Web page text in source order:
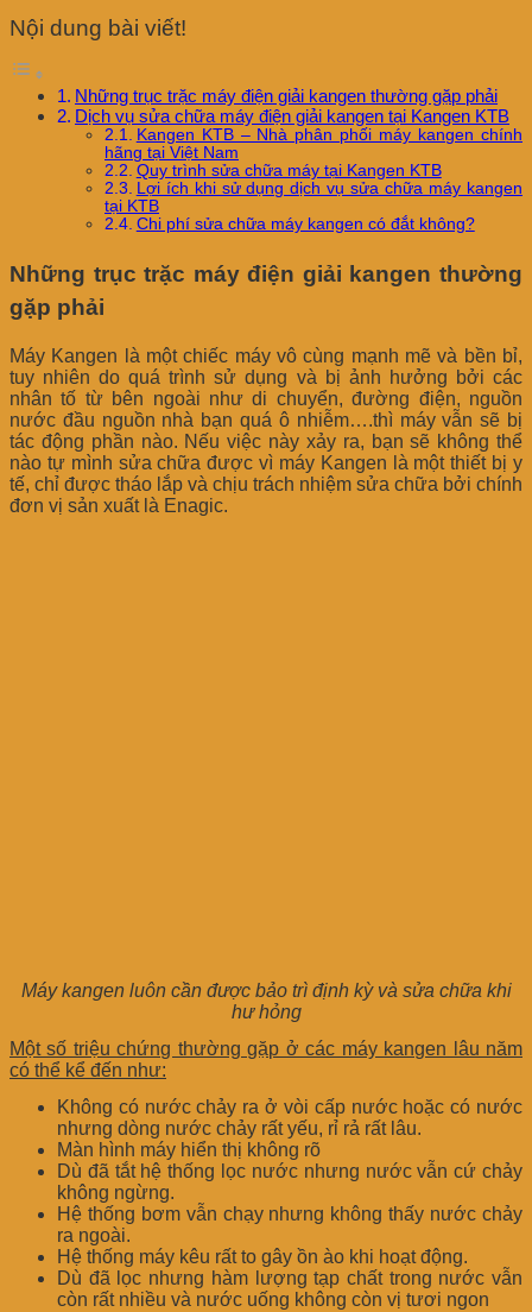
Nội dung bài viết!
Những trục trặc máy điện giải kangen thường gặp phải
Dịch vụ sửa chữa máy điện giải kangen tại Kangen KTB
Kangen KTB – Nhà phân phối máy kangen chính
hãng tại Việt Nam
Quy trình sửa chữa máy tại Kangen KTB
Lợi ích khi sử dụng dịch vụ sửa chữa máy kangen
tại KTB
Chi phí sửa chữa máy kangen có đắt không?
Những trục trặc máy điện giải kangen thường
gặp phải
Máy Kangen là một chiếc máy vô cùng mạnh mẽ và bền bỉ,
tuy nhiên do quá trình sử dụng và bị ảnh hưởng bởi các
nhân tố từ bên ngoài như di chuyển, đường điện, nguồn
nước đầu nguồn nhà bạn quá ô nhiễm….thì máy vẫn sẽ bị
tác động phần nào. Nếu việc này xảy ra, bạn sẽ không thể
nào tự mình sửa chữa được vì máy Kangen là một thiết bị y
tế, chỉ được tháo lắp và chịu trách nhiệm sửa chữa bởi chính
đơn vị sản xuất là Enagic.
Máy kangen luôn cần được bảo trì định kỳ và sửa chữa khi
hư hỏng
Một số triệu chứng thường gặp ở các máy kangen lâu năm
có thể kể đến như:
Không có nước chảy ra ở vòi cấp nước hoặc có nước
nhưng dòng nước chảy rất yếu, rỉ rả rất lâu.
Màn hình máy hiển thị không rõ
Dù đã tắt hệ thống lọc nước nhưng nước vẫn cứ chảy
không ngừng.
Hệ thống bơm vẫn chạy nhưng không thấy nước chảy
ra ngoài.
Hệ thống máy kêu rất to gây ồn ào khi hoạt động.
Dù đã lọc nhưng hàm lượng tạp chất trong nước vẫn
còn rất nhiều và nước uống không còn vị tươi ngon